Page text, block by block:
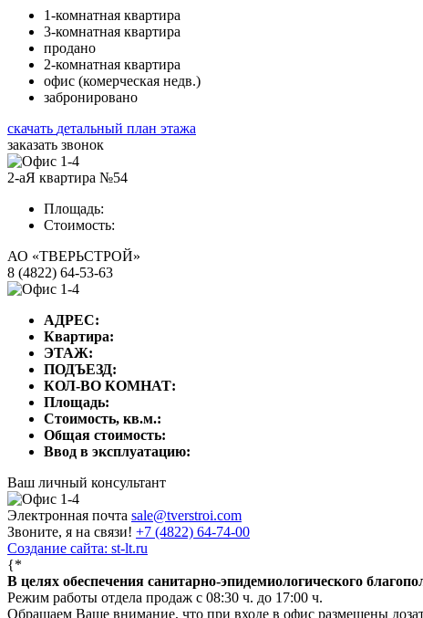
1-комнатная квартира
3-комнатная квартира
продано
2-комнатная квартира
офис (комерческая недв.)
забронировано
скачать детальный план этажа
заказать звонок
2-аЯ квартира №54
Площадь:
Стоимость:
АО «ТВЕРЬСТРОЙ»
8 (4822) 64-53-63
АДРЕС:
Квартира:
ЭТАЖ:
ПОДЪЕЗД:
КОЛ-ВО КОМНАТ:
Площадь:
Стоимость, кв.м.:
Общая стоимость:
Ввод в эксплуатацию:
Ваш личный консультант
Электронная почта sale@tverstroi.com
Звоните, я на связи! +7 (4822) 64-74-00
Создание сайта: st-lt.ru
{*
В целях обеспечения санитарно-эпидемиологического
Режим работы отдела продаж с 08:30 ч. до 17:00 ч.
Обращаем Ваше внимание, что при входе в офис размещены